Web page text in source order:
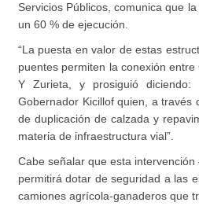
Servicios Públicos, comunica que
un 60 % de ejecución.
“La puesta en valor de estas
puentes permiten la conexión
Y Zurieta, y prosiguió diciendo:
Gobernador Kicillof quien, a través
de duplicación de calzada y
materia de infraestructura vial”.
Cabe señalar que esta
permitirá dotar de seguridad a las
camiones agrícola-ganaderos que